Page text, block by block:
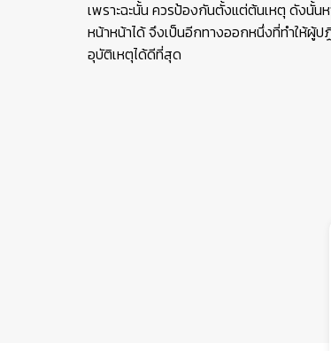
เพราะฉะนั้น ควรป้องกันตั้งแต่ต้นเหตุ ดังนั้น
หน้าหน้าได้ จึงเป็นอีกทางออกหนึ่งที่ทำให้ผู้
อุบัติเหตุได้ดีที่สุด